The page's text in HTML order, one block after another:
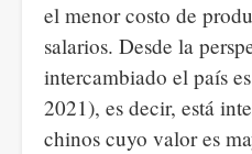
el menor costo de
salarios. Desde la
intercambiado el país
2021), es decir, está
chinos cuyo valor es